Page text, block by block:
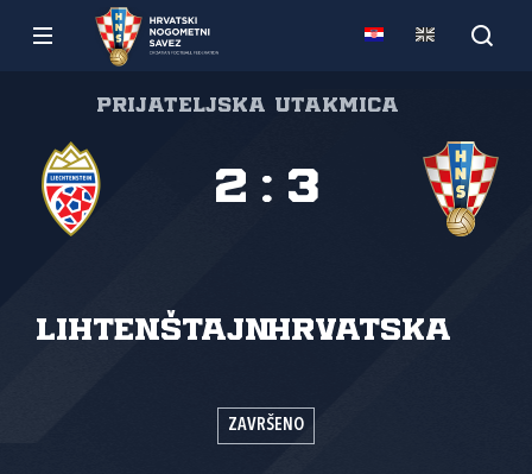
Prijateljska utakmica
LihtenštajnHrvatska
2 : 3
ZAVRŠENO